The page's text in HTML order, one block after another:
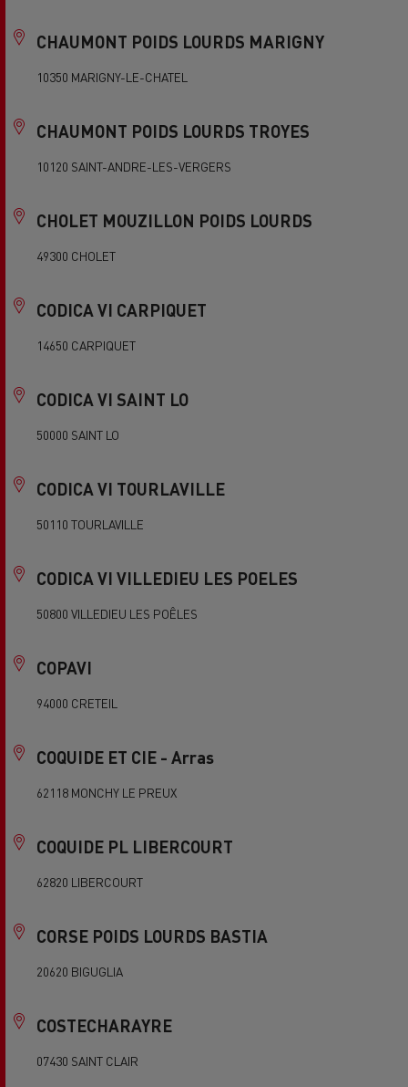
CHAUMONT POIDS LOURDS MARIGNY
10350 MARIGNY-LE-CHATEL
CHAUMONT POIDS LOURDS TROYES
10120 SAINT-ANDRE-LES-VERGERS
CHOLET MOUZILLON POIDS LOURDS
49300 CHOLET
CODICA VI CARPIQUET
14650 CARPIQUET
CODICA VI SAINT LO
50000 SAINT LO
CODICA VI TOURLAVILLE
50110 TOURLAVILLE
CODICA VI VILLEDIEU LES POELES
50800 VILLEDIEU LES POÊLES
COPAVI
94000 CRETEIL
COQUIDE ET CIE - Arras
62118 MONCHY LE PREUX
COQUIDE PL LIBERCOURT
62820 LIBERCOURT
CORSE POIDS LOURDS BASTIA
20620 BIGUGLIA
COSTECHARAYRE
07430 SAINT CLAIR